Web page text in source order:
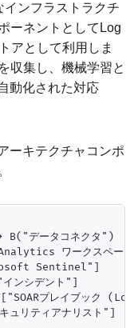
インフラストラクチ
ーネントとしてLog
アとして利用しま
収集し、機械学習と
動化された対応
ーキテクチャコンポ
B("データコネクタ")
ワークスペース
Sentinel"]
ンシデント"]
プレイブック
リティアナリスト"]